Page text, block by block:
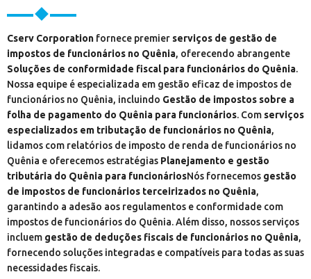
Cserv Corporation fornece premier serviços de gestão de
impostos de funcionários no Quênia, oferecendo abrangente
Soluções de conformidade fiscal para funcionários do Quênia.
Nossa equipe é especializada em gestão eficaz de impostos de
funcionários no Quênia, incluindo Gestão de impostos sobre a
folha de pagamento do Quênia para funcionários. Com serviços
especializados em tributação de funcionários no Quênia,
lidamos com relatórios de imposto de renda de funcionários no
Quênia e oferecemos estratégias Planejamento e gestão
tributária do Quênia para funcionáriosNós fornecemos gestão
de impostos de funcionários terceirizados no Quênia,
garantindo a adesão aos regulamentos e conformidade com
impostos de funcionários do Quênia. Além disso, nossos serviços
incluem gestão de deduções fiscais de funcionários no Quênia,
fornecendo soluções integradas e compatíveis para todas as suas
necessidades fiscais.